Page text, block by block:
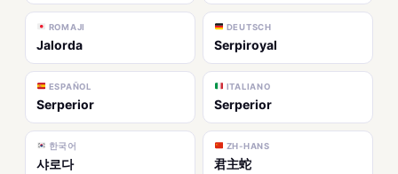
ROMAJI
Jalorda
DEUTSCH
Serpiroyal
ESPAÑOL
Serperior
ITALIANO
Serperior
한국어
샤로다
ZH-HANS
君主蛇